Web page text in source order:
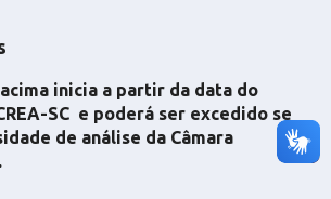
inicia a partir da data do
SC e poderá ser excedido se
de análise da Câmara